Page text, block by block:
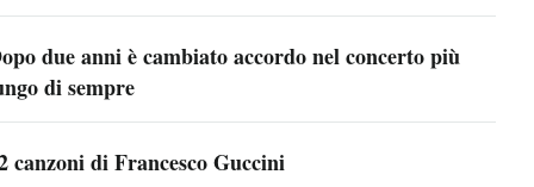
due anni è cambiato accordo nel concerto più
di sempre
canzoni di Francesco Guccini